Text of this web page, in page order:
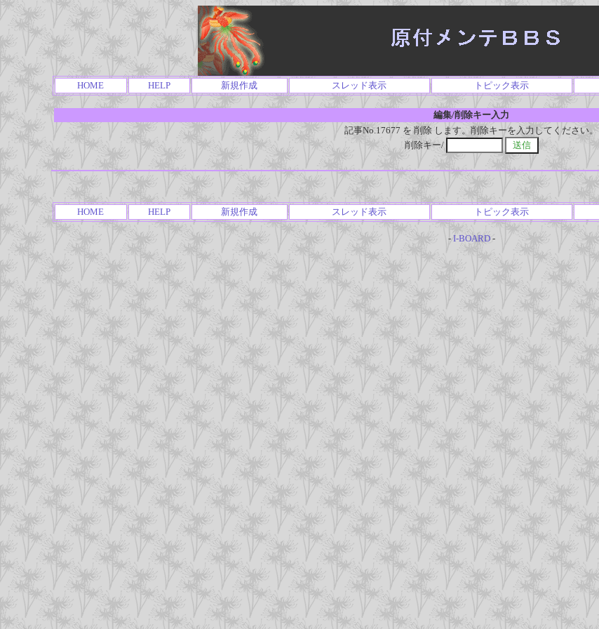
HOME HELP 新規作成 スレッド表示 トピック表示
編集/削除キー入力
記事No.17677 を 削除 します。削除キーを入力してください。
削除キー/
HOME HELP 新規作成 スレッド表示 トピック表示
- I-BOARD-